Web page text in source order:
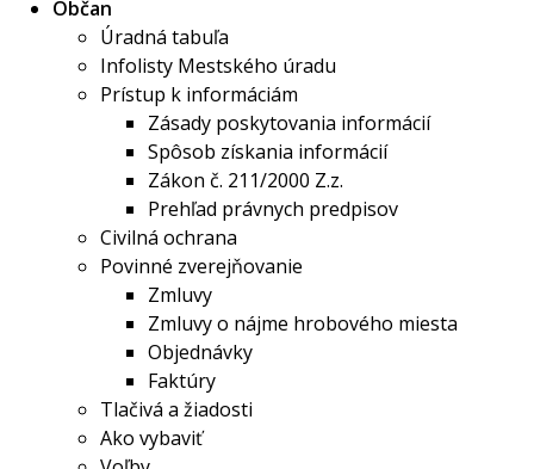
Občan
Úradná tabuľa
Infolisty Mestského úradu
Prístup k informáciám
Zásady poskytovania informácií
Spôsob získania informácií
Zákon č. 211/2000 Z.z.
Prehľad právnych predpisov
Civilná ochrana
Povinné zverejňovanie
Zmluvy
Zmluvy o nájme hrobového miesta
Objednávky
Faktúry
Tlačivá a žiadosti
Ako vybaviť